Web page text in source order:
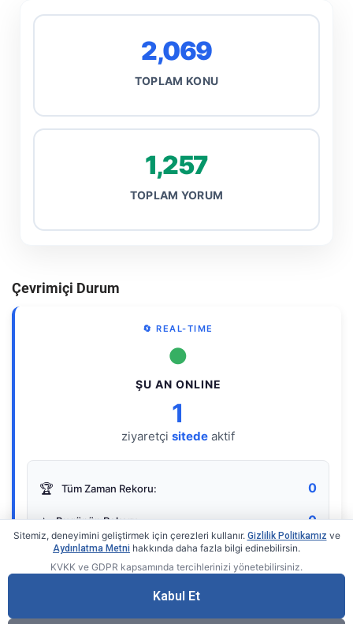
2,069
TOPLAM KONU
1,257
TOPLAM YORUM
Çevrimiçi Durum
🔄 REAL-TIME
●
ŞU AN ONLINE
1
ziyaretçi sitede aktif
🏆 Tüm Zaman Rekoru: 0
⭐ Bugünün Rekoru: 0
Gerçek zamanlı sayaç
Sitemiz, deneyimini geliştirmek için çerezleri kullanır. Gizlilik Politikamız ve
Aydınlatma Metni hakkında daha fazla bilgi edinebilirsin.
KVKK ve GDPR kapsamında tercihlerinizi yönetebilirsiniz.
Kabul Et